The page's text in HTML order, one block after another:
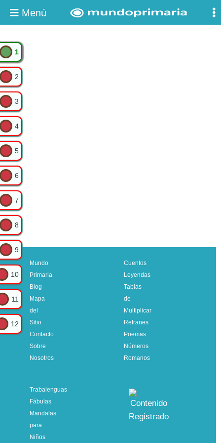
Menú
1
2
3
4
5
6
7
8
9
10
11
12
Mundo
Primaria
Blog
Mapa
del
Sitio
Contacto
Sobre
Nosotros
Cuentos
Leyendas
Tablas
de
Multiplicar
Refranes
Poemas
Números
Romanos
Trabalenguas
Fábulas
Mandalas
para
Niños